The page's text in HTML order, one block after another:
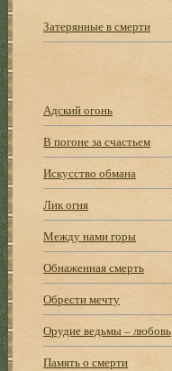
Затерянные в смерти
Адский огонь
В погоне за счастьем
Искусство обмана
Лик огня
Между нами горы
Обнаженная смерть
Обрести мечту
Орудие ведьмы – любовь
Память о смерти